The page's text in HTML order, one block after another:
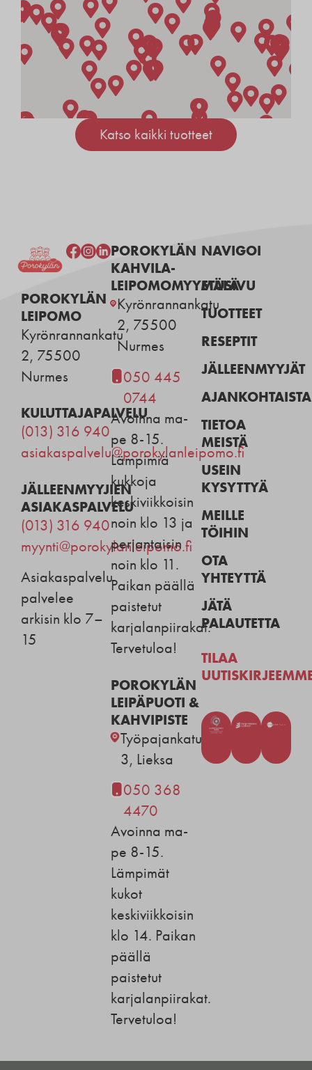
Katso kaikki tuotteet
POROKYLÄN
LEIPOMO
Kyrönrannankatu
2, 75500
Nurmes
KULUTTAJAPALVELU
(013) 316 940
asiakaspalvelu@porokylanleipomo.fi
JÄLLEENMYYJIEN
ASIAKASPALVELU
(013) 316 940
myynti@porokylanleipomo.fi
Asiakaspalvelu
palvelee
arkisin klo 7–
15
POROKYLÄN
KAHVILA-
LEIPOMOMYYMÄLÄ
Kyrönrannankatu
2, 75500
Nurmes
050 445
0744
Avoinna ma-
pe 8-15.
Lämpimiä
kukkoja
keskiviikkoisin
noin klo 13 ja
perjantaisin
noin klo 11.
Paikan päällä
paistetut
karjalanpiirakat.
Tervetuloa!
POROKYLÄN
LEIPÄPUOTI &
KAHVIPISTE
Työpajankatu
3, Lieksa
050 368
4470
Avoinna ma-
pe 8-15.
Lämpimät
kukot
keskiviikkoisin
klo 14. Paikan
päällä
paistetut
karjalanpiirakat.
Tervetuloa!
NAVIGOI
ETUSIVU
TUOTTEET
RESEPTIT
JÄLLEENMYYJÄT
AJANKOHTAISTA
TIETOA
MEISTÄ
USEIN
KYSYTTYÄ
MEILLE
TÖIHIN
OTA
YHTEYTTÄ
JÄTÄ
PALAUTETTA
TILAA